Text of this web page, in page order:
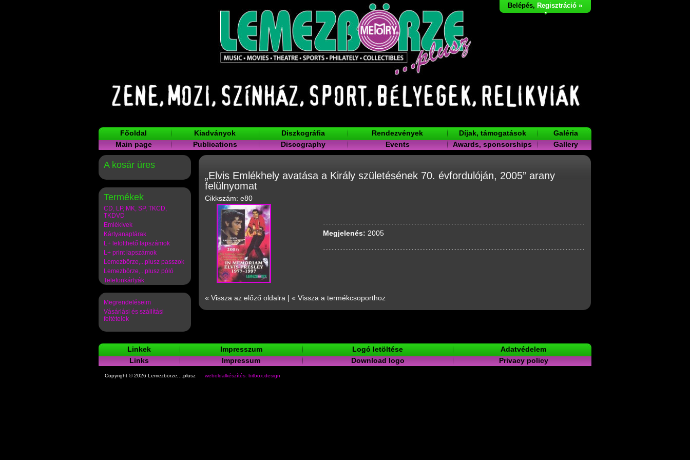
Belépés, Regisztráció »
Főoldal Kiadványok Diszkográfia Rendezvények Díjak, támogatások
Galéria
Main page
Publications Discography Events Awards, sponsorships Gallery
A kosár üres
Termékek
CD, LP, MK, SP, TKCD,
TKDVD
Emlékívek
Kártyanaptárak
L+ letölthető lapszámok
L+ print lapszámok
Lemezbörze,...plusz passzok
Lemezbörze,...plusz póló
Telefonkártyák
Megrendeléseim
Vásárlási és szállítási
feltételek
„Elvis Emlékhely avatása a Király születésének 70. évfordulóján, 2005” arany
felülnyomat
Cikkszám: e80
Megjelenés: 2005
« Vissza az előző oldalra | « Vissza a termékcsoporthoz
Linkek Impresszum Logó letöltése
Adatvédelem
Links
Impressum Download logo Privacy policy
Copyright © 2026 Lemezbörze,...plusz weboldalkészítés: bitbox.design